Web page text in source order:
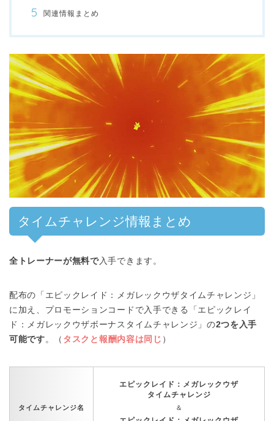
関連情報まとめ
00:00 /01:00
タイムチャレンジ情報まとめ
全トレーナーが無料で入手できます。
配布の「エピックレイド：メガレックウザタイムチャレンジ」
に加え、プロモーションコードで入手できる「エピックレイ
ド：メガレックウザボーナスタイムチャレンジ」の2つを入手
可能です。（ タスクと報酬内容は同じ ）
タイムチャレンジ名
エピックレイド：メガレックウザ
タイムチャレンジ
＆